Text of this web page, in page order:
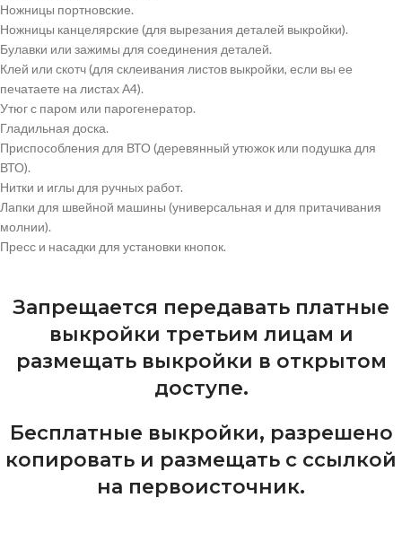
Ножницы портновские.
Ножницы канцелярские (для вырезания деталей выкройки).
Булавки или зажимы для соединения деталей.
Клей или скотч (для склеивания листов выкройки, если вы ее
печатаете на листах А4).
Утюг с паром или парогенератор.
Гладильная доска.
Приспособления для ВТО (деревянный утюжок или подушка для
ВТО).
Нитки и иглы для ручных работ.
Лапки для швейной машины (универсальная и для притачивания
молнии).
Пресс и насадки для установки кнопок.
Запрещается передавать платные
выкройки третьим лицам и
размещать выкройки в открытом
доступе.
Бесплатные выкройки, разрешено
копировать и размещать с ссылкой
на первоисточник.